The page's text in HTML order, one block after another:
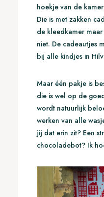
hoekje van de
Die is met zakken
de kleedkamer
niet. De cadeautjes
bij alle kindjes in
Maar één pakje is
die is wel op de
wordt natuurlijk
werken van alle
jij dat erin zit? Een
chocoladebot? Ik